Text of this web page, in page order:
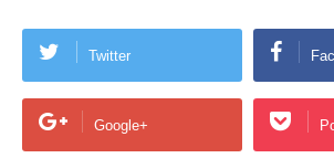
Twitter
Google+